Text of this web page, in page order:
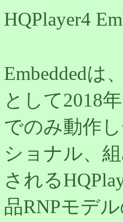
HQPlayer4
Embeddedは
として2018
でのみ動作
ショナル、
される
品RNPモデ